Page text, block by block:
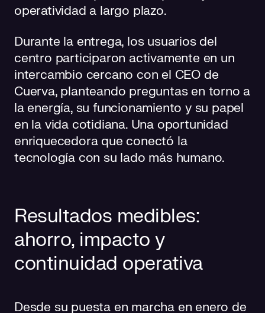
operatividad a largo plazo.
Durante la entrega, los usuarios del
centro participaron activamente en un
intercambio cercano con el CEO de
Cuerva, planteando preguntas en torno a
la energía, su funcionamiento y su papel
en la vida cotidiana. Una oportunidad
enriquecedora que conectó la
tecnología con su lado más humano.
Resultados medibles:
ahorro, impacto y
continuidad operativa
Desde su puesta en marcha en enero de